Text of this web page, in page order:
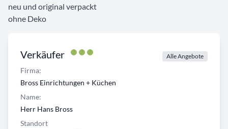
Verkäufer Alle Angebote
Firma:
Bross Einrichtungen + Küchen
Name:
Herr Hans Bross
Standort
neu und original verpackt
ohne Deko